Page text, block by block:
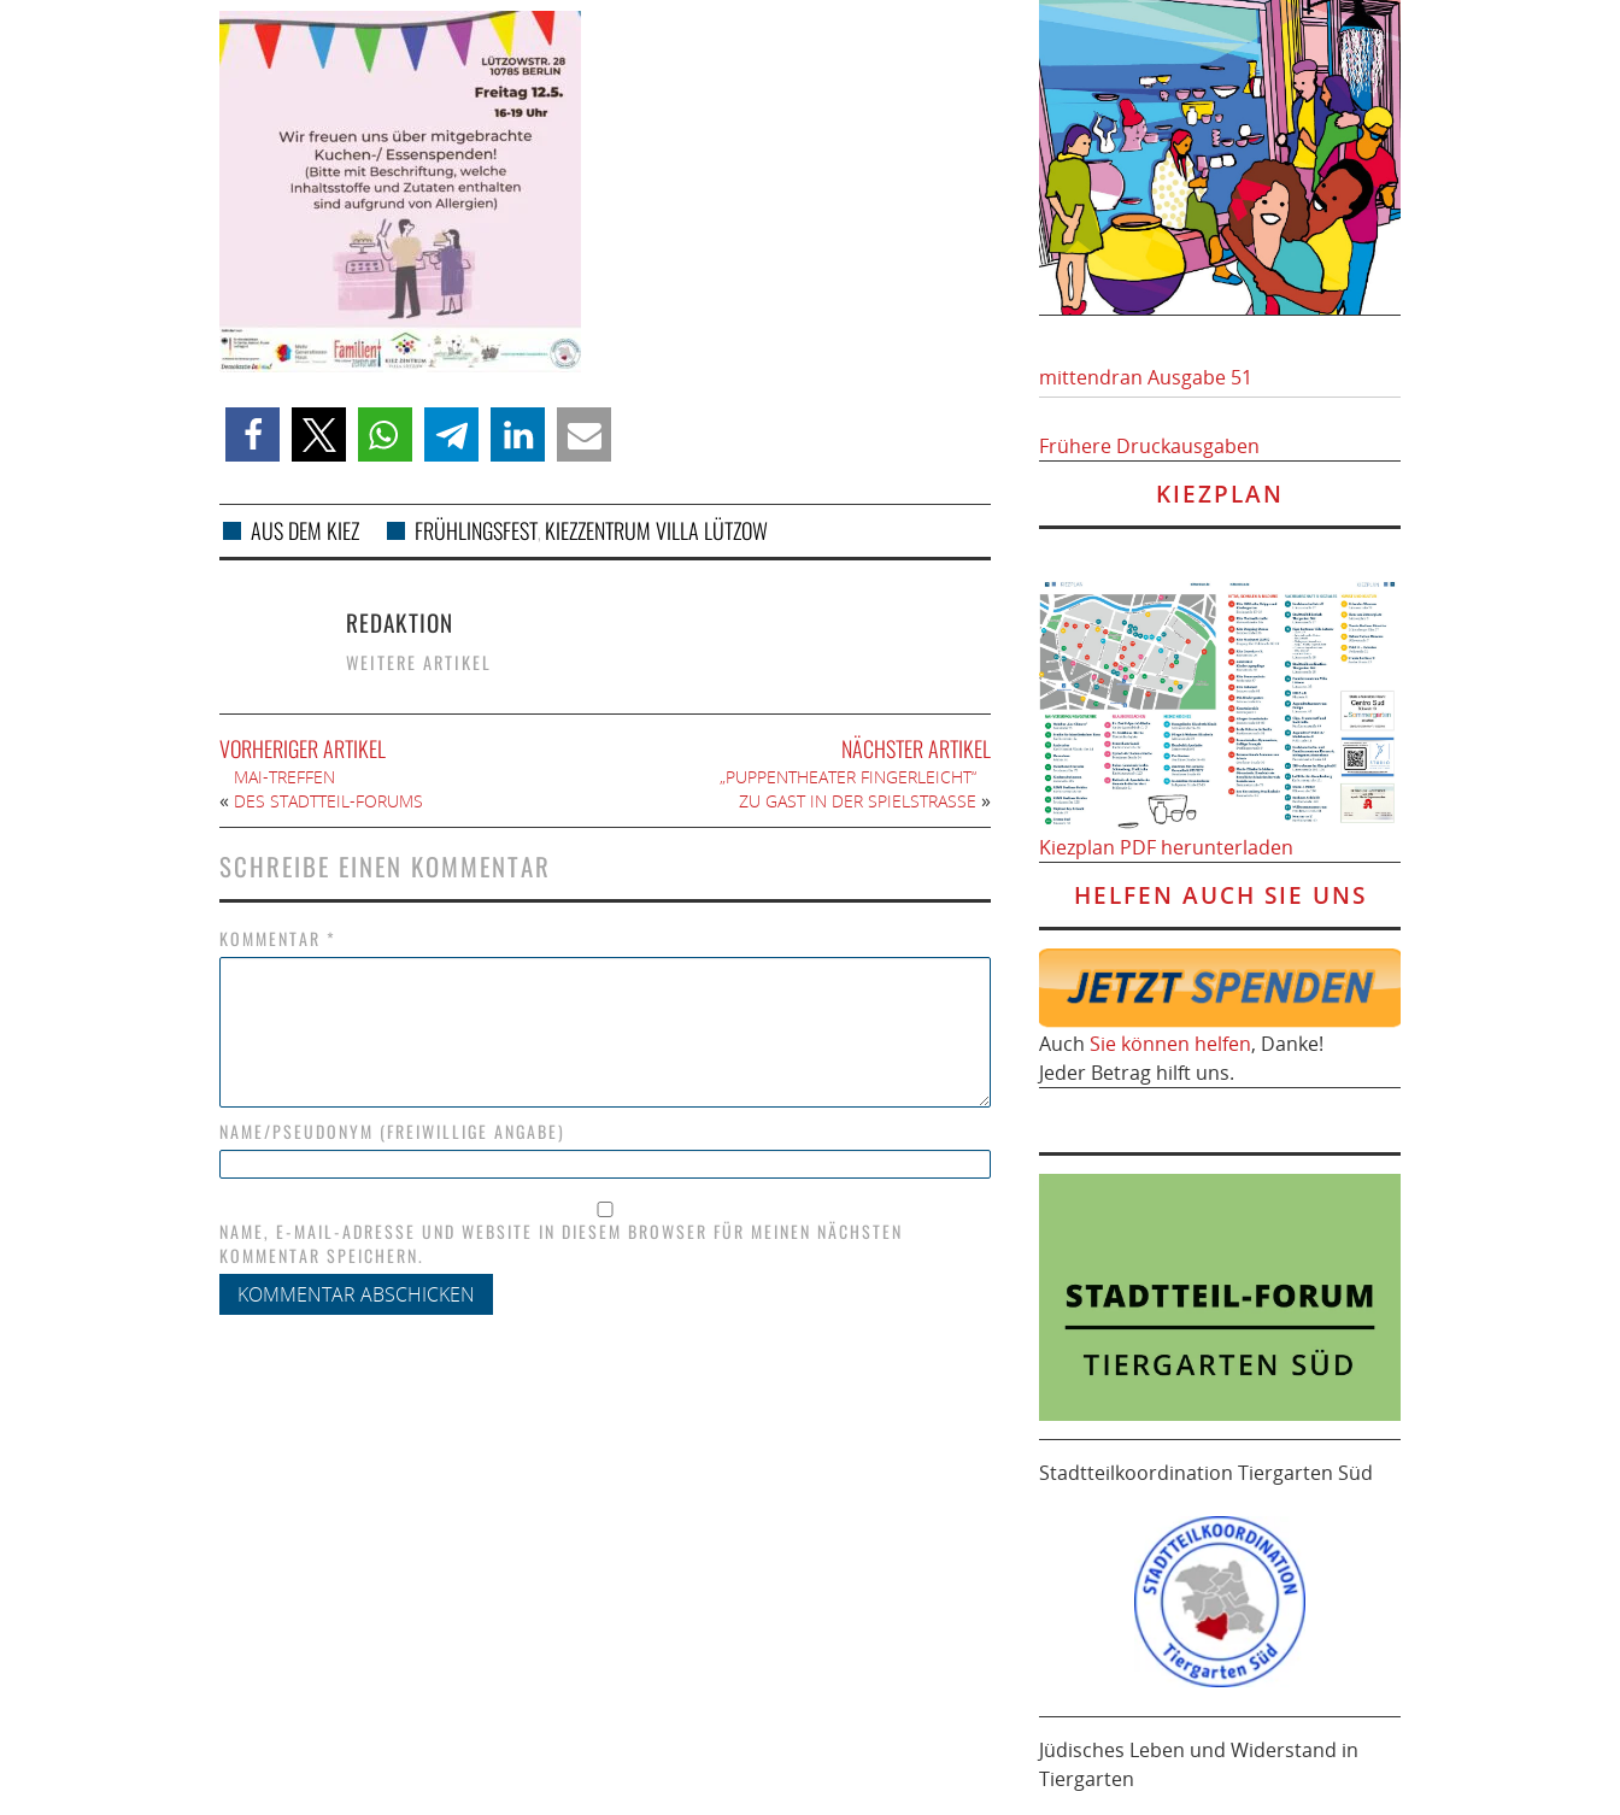
AUS DEM KIEZ FRÜHLINGSFEST, KIEZZENTRUM VILLA LÜTZOW
REDAKTION
WEITERE ARTIKEL
VORHERIGER ARTIKEL
«
MAI-TREFFEN
DES STADTTEIL-FORUMS
NÄCHSTER ARTIKEL
„PUPPENTHEATER FINGERLEICHT“
ZU GAST IN DER SPIELSTRASSE
»
SCHREIBE EINEN KOMMENTAR
KOMMENTAR *
NAME/PSEUDONYM (FREIWILLIGE ANGABE)
NAME, E-MAIL-ADRESSE UND WEBSITE IN DIESEM BROWSER FÜR MEINEN NÄCHSTEN
KOMMENTAR SPEICHERN.
mittendran Ausgabe 51
Frühere Druckausgaben
KIEZPLAN
Kiezplan PDF herunterladen
HELFEN AUCH SIE UNS
Auch Sie können helfen, Danke!
Jeder Betrag hilft uns.
Stadtteilkoordination Tiergarten Süd
Jüdisches Leben und Widerstand in
Tiergarten